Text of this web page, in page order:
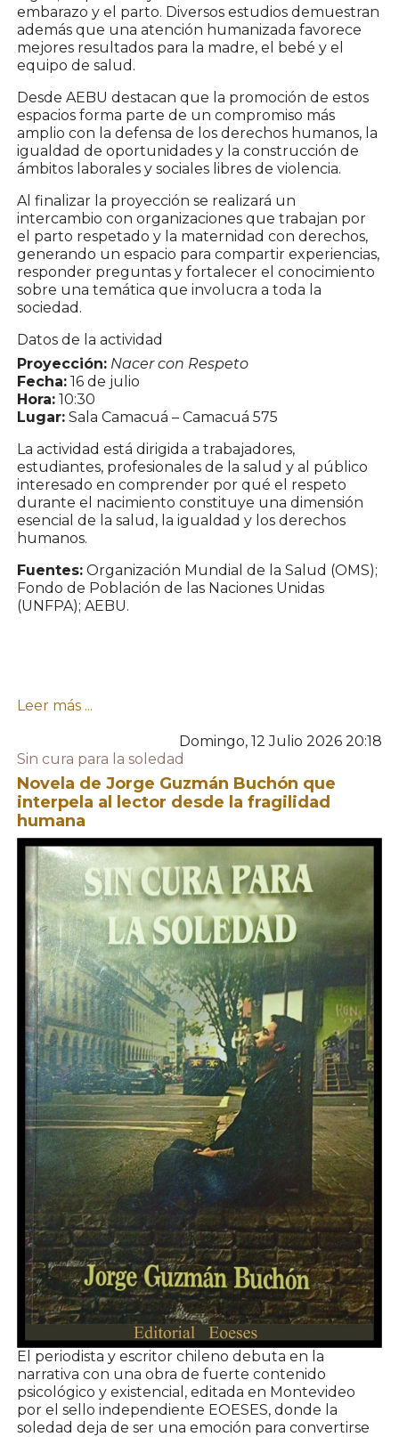
embarazo y el parto. Diversos estudios demuestran
además que una atención humanizada favorece
mejores resultados para la madre, el bebé y el
equipo de salud.
Desde AEBU destacan que la promoción de estos
espacios forma parte de un compromiso más
amplio con la defensa de los derechos humanos, la
igualdad de oportunidades y la construcción de
ámbitos laborales y sociales libres de violencia.
Al finalizar la proyección se realizará un
intercambio con organizaciones que trabajan por
el parto respetado y la maternidad con derechos,
generando un espacio para compartir experiencias,
responder preguntas y fortalecer el conocimiento
sobre una temática que involucra a toda la
sociedad.
Datos de la actividad
Proyección: Nacer con Respeto
Fecha: 16 de julio
Hora: 10:30
Lugar: Sala Camacuá – Camacuá 575
La actividad está dirigida a trabajadores,
estudiantes, profesionales de la salud y al público
interesado en comprender por qué el respeto
durante el nacimiento constituye una dimensión
esencial de la salud, la igualdad y los derechos
humanos.
Fuentes: Organización Mundial de la Salud (OMS);
Fondo de Población de las Naciones Unidas
(UNFPA); AEBU.
Leer más ...
Domingo, 12 Julio 2026 20:18
Sin cura para la soledad
Novela de Jorge Guzmán Buchón que
interpela al lector desde la fragilidad
humana
El periodista y escritor chileno debuta en la
narrativa con una obra de fuerte contenido
psicológico y existencial, editada en Montevideo
por el sello independiente EOESES, donde la
soledad deja de ser una emoción para convertirse